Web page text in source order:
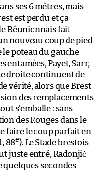
ses 6 mètres, mais
est perdu et ça
Réunionnais fait
nouveau coup de pied
le poteau du gauche
entamées, Payet, Sarr,
droite continuent de
vérité, alors que Brest
des remplacements
s’emballe : sans
des Rouges dans le
faire le coup parfait en
88e). Le Stade brestois
juste entré, Radonjić
quelques secondes